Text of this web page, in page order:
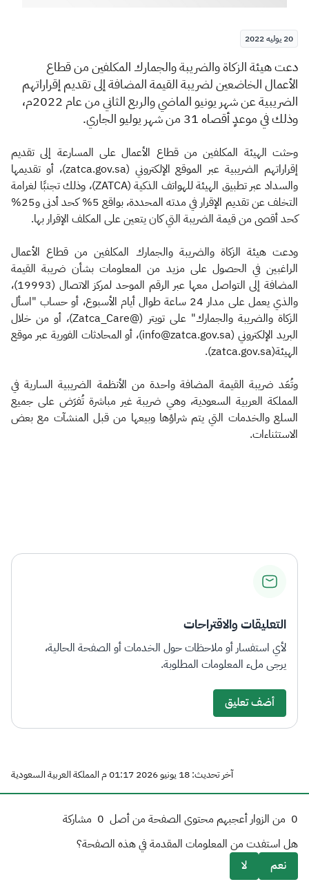
20 يوليه 2022
​دعت هيئة الزكاة والضريبة والجمارك المكلفين من قطاع
الأعمال الخاضعين لضريبة القيمة المضافة إلى تقديم إقراراتهم
الضريبية عن شهر يونيو الماضي والربع الثاني من عام 2022م،
وذلك في موعدٍ أقصاه 31 من شهر يوليو الجاري
.
وحثت الهيئة المكلفين من قطاع الأعمال على المسارعة إلى تقديم
إقراراتهم الضريبية عبر الموقع الإلكتروني (zatca.gov.sa)، أو تقديمها
والسداد عبر تطبيق الهيئة للهواتف الذكية (ZATCA)، وذلك تجنبًا لغرامة
التخلف عن تقديم الإقرار في مدته المحددة، بواقع 5% كحد أدنى و25%
كحد أقصى من قيمة الضريبة التي كان يتعين على المكلف الإقرار بها.
ودعت هيئة الزكاة والضريبة والجمارك المكلفين من قطاع الأعمال
الراغبين في الحصول على مزيد من المعلومات بشأن ضريبة القيمة
المضافة إلى التواصل معها عبر الرقم الموحد لمركز الاتصال (19993)،
والذي يعمل على مدار 24 ساعة طوال أيام الأسبوع، أو حساب "اسأل
الزكاة والضريبة والجمارك" على تويتر (@Zatca_Care)، أو من خلال
البريد الإلكتروني (info@zatca.gov.sa)، أو المحادثات الفورية عبر موقع
الهيئة(zatca.gov.sa).
وتُعَد ضريبة القيمة المضافة واحدة من الأنظمة الضريبية السارية في
المملكة العربية السعودية، وهي ضريبة غير مباشرة تُفرَض على جميع
السلع والخدمات التي يتم شراؤها وبيعها من قبل المنشآت مع بعض
الاستثناءات.
التعليقات والاقتراحات
لأي استفسار أو ملاحظات حول الخدمات أو الصفحة الحالية،
يرجى ملء المعلومات المطلوبة.
أضف تعليق
آخر تحديث: 18 يونيو 2026 01:17 م المملكة العربية السعودية
0 من الزوار أعجبهم محتوى الصفحة من أصل 0 مشاركة
هل استفدت من المعلومات المقدمة في هذه الصفحة؟
نعم
لا